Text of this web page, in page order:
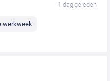
1 dag geleden
werkweek